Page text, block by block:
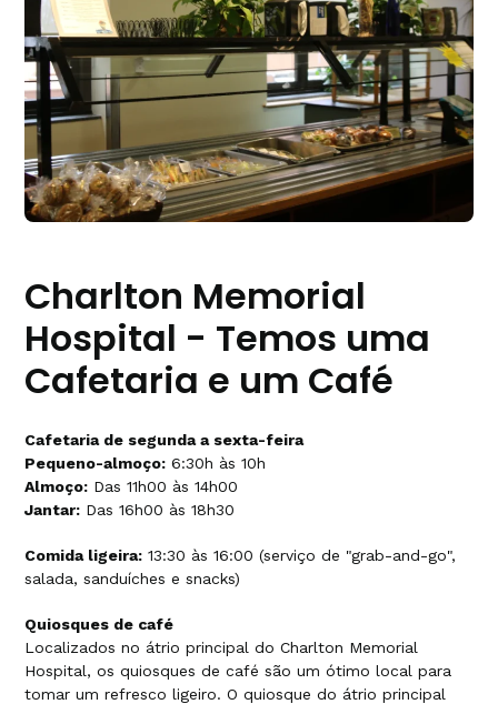
Charlton Memorial
Hospital - Temos uma
Cafetaria e um Café
Cafetaria de segunda a sexta-feira
Pequeno-almoço: 6:30h às 10h
Almoço: Das 11h00 às 14h00
Jantar: Das 16h00 às 18h30
Comida ligeira: 13:30 às 16:00 (serviço de "grab-and-go",
salada, sanduíches e snacks)
Quiosques de café
Localizados no átrio principal do Charlton Memorial
Hospital, os quiosques de café são um ótimo local para
tomar um refresco ligeiro. O quiosque do átrio principal